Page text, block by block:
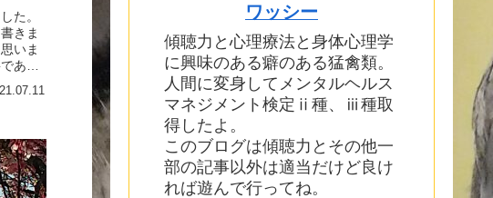
た。
きま
いま
あり
して
す。
ワッシー
傾聴力と心理療法と身体心理学
に興味のある癖のある猛禽類。
人間に変身してメンタルヘルス
マネジメント検定ⅱ種、ⅲ種取
得したよ。
このブログは傾聴力とその他一
部の記事以外は適当だけど良け
れば遊んで行ってね。